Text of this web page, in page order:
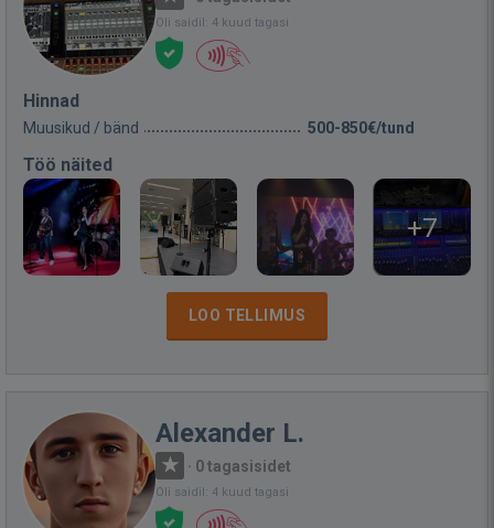
Oli saidil: 4 kuud tagasi
Hinnad
Muusikud / bänd 500-850€/tund
Töö näited
+7
LOO TELLIMUS
Alexander L.
· 0 tagasisidet
Oli saidil: 4 kuud tagasi